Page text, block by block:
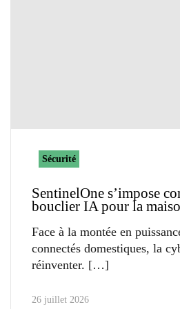
Sécurité
SentinelOne s’impose
bouclier IA pour la
Face à la montée en
connectés domestiques, la
réinventer.
26 juillet 2026